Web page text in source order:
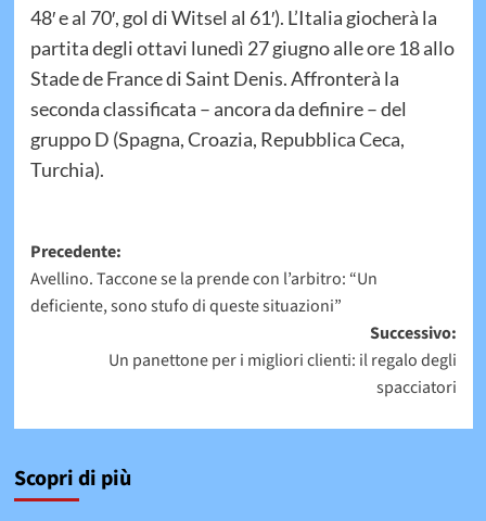
48′ e al 70′, gol di Witsel al 61′). L’Italia giocherà la
partita degli ottavi lunedì 27 giugno alle ore 18 allo
Stade de France di Saint Denis. Affronterà la
seconda classificata – ancora da definire – del
gruppo D (Spagna, Croazia, Repubblica Ceca,
Turchia).
Navigazione
articolo
Precedente:
Avellino. Taccone se la prende con l’arbitro: “Un
deficiente, sono stufo di queste situazioni”
Successivo:
Un panettone per i migliori clienti: il regalo degli
spacciatori
Scopri di più